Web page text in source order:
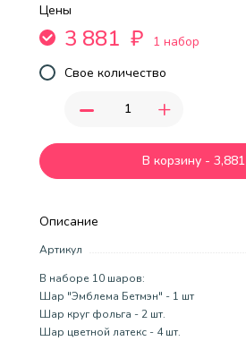
Описание
Артикул
В наборе 10 шаров:
Шар "Эмблема Бетмэн" - 1 шт
Шар круг фольга - 2 шт.
Шар цветной латекс - 4 шт.
Цены
3 881 ₽
1 набор
Свое количество
- +
В корзину - 3,881